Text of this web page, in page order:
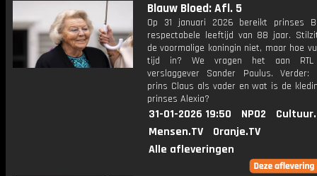
Blauw Bloed: Afl. 5
Op 31 januari 2026 bereikt prinses
respectabele leeftijd van 88 jaar.
de voormalige koningin niet, maar hoe
tijd in? We vragen het aan RTL
verslaggever Sander Paulus.
prins Claus als vader en wat is de
prinses Alexia?
31-01-2026 19:50 NPO2
Mensen.TV
Oranje.TV
Alle afleveringen